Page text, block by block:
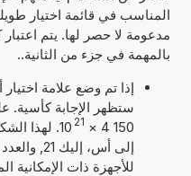
المناسب في قائمة اختيار
مدعومة لا حصر لها. يتم
بالمهمة في جزء من الثانية..
إذا تم وضع علامة اختيار
150 4
×
10 21
. لهذا
للأجهزة ذات